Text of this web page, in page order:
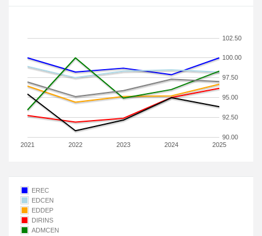
2021 2022 2023 2024 2025
90.00
92.50
95.00
97.50
100.00
102.50
EREC
EDCEN
EDDEP
DIRINS
ADMCEN